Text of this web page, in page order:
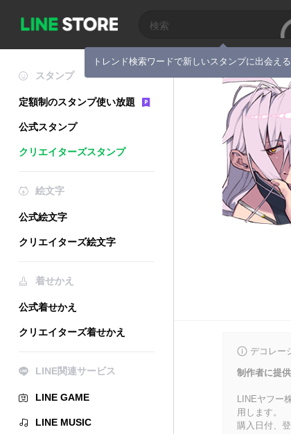
トレンド検索ワードで新しいスタンプに出会える
スタンプ
定額制のスタンプ使い放題
公式スタンプ
クリエイターズスタンプ
絵文字
公式絵文字
クリエイターズ絵文字
着せかえ
公式着せかえ
クリエイターズ着せかえ
LINE関連サービス
LINE GAME
LINE MUSIC
デコレー
制作者に提
LINEヤフー
用します。
購入日付、